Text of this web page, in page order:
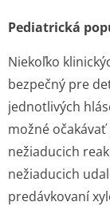
Pediatrická
Niekoľko
bezpečný pre
jednotlivých
možné
nežiaducich
nežiaducich
predávkovaní